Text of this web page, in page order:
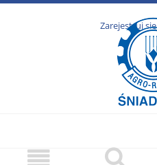
Zarejestruj się